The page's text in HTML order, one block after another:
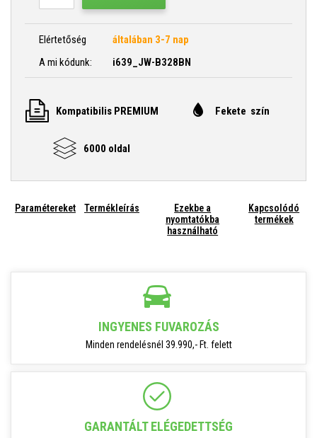
Elértetőség
általában 3-7 nap
A mi kódunk:
i639_JW-B328BN
Kompatibilis PREMIUM Fekete szín
6000 oldal
Paramétereket Termékleírás
Ezekbe a
nyomtatókba
használható
Kapcsolódó
termékek
INGYENES FUVAROZÁS
Minden rendelésnél 39.990,- Ft. felett
GARANTÁLT ELÉGEDETTSÉG